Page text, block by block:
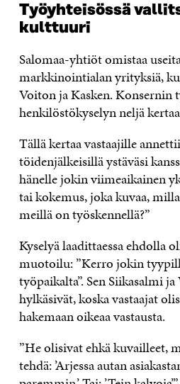
Työyhteisössä
kulttuuri
Salomaa-yhtiöt omistaa
markkinointialan yrityksiä,
Voiton ja Kasken. Konsernin
henkilöstökyselyn neljä
Tällä kertaa vastaajille
töidenjälkeisillä ystäväsi
hänelle jokin viimeaikainen
tai kokemus, joka kuvaa,
meillä on työskennellä?”
Kyselyä laadittaessa ehdolla
muotoilu: ”Kerro jokin
työpaikalta”. Sen Siikasalmi
hylkäsivät, koska vastaajat
hakemaan oikeaa vastausta.
”He olisivat ehkä kuvailleet,
tehdä: ’Arjessa autan